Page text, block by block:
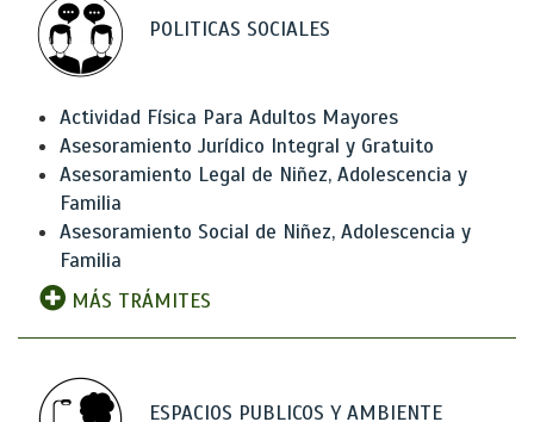
POLITICAS SOCIALES
Actividad Física Para Adultos Mayores
Asesoramiento Jurídico Integral y Gratuito
Asesoramiento Legal de Niñez, Adolescencia y
Familia
Asesoramiento Social de Niñez, Adolescencia y
Familia
MÁS TRÁMITES
ESPACIOS PUBLICOS Y AMBIENTE